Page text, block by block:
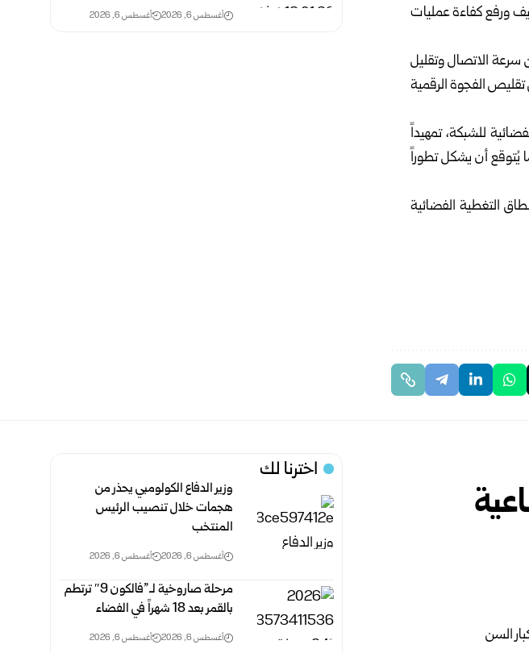
ورفع كفاءة عمليات
سرعة الاتصال وتقليل
تقليص الفجوة الرقمية
للشبكة، تمهيداً
يُتوقع أن يشكل تطوراً
التغطية الفضائية
أغسطس 6, 2026 أغسطس 6, 2026
اخترنا لك
وزير الدفاع الكولومبي يحذر من
هجمات خلال تنصيب الرئيس
المنتخب
أغسطس 6, 2026 أغسطس 6, 2026
مرحلة صاروخية لـ”فالكون 9″ ترتطم
بالقمر بعد 18 شهراً في الفضاء
أغسطس 6, 2026 أغسطس 6, 2026